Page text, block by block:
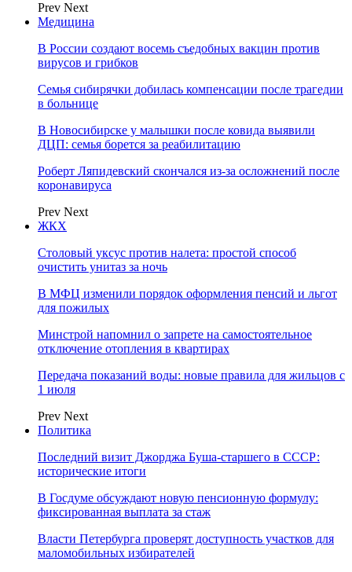
Prev Next
Медицина
В России создают восемь съедобных вакцин против
вирусов и грибков
Семья сибирячки добилась компенсации после трагедии
в больнице
В Новосибирске у малышки после ковида выявили
ДЦП: семья борется за реабилитацию
Роберт Ляпидевский скончался из-за осложнений после
коронавируса
Prev Next
ЖКХ
Столовый уксус против налета: простой способ
очистить унитаз за ночь
В МФЦ изменили порядок оформления пенсий и льгот
для пожилых
Минстрой напомнил о запрете на самостоятельное
отключение отопления в квартирах
Передача показаний воды: новые правила для жильцов с
1 июля
Prev Next
Политика
Последний визит Джорджа Буша-старшего в СССР:
исторические итоги
В Госдуме обсуждают новую пенсионную формулу:
фиксированная выплата за стаж
Власти Петербурга проверят доступность участков для
маломобильных избирателей